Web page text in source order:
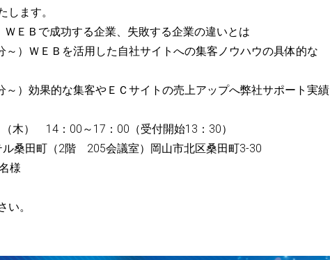
します。
ＷＥＢで成功する企業、失敗する企業の違いとは
～）ＷＥＢを活用した自社サイトへの集客ノウハウの具体的な
～）効果的な集客やＥＣサイトの売上アップへ弊社サポート実績
木） 14：00～17：00（受付開始13：30）
ル桑田町（2階 205会議室）岡山市北区桑田町3-30
様
い。